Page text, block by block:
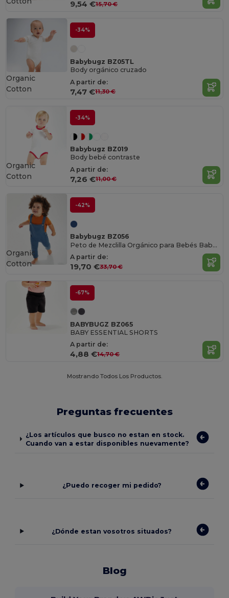
9,54 €15,70 €
-34%
Babybugz BZ05TL
Body orgánico cruzado
A partir de:
7,47 €11,30 €
Organic
Cotton
-34%
Babybugz BZ019
Body bebé contraste
A partir de:
7,26 €11,00 €
Organic
Cotton
-42%
Babybugz BZ056
Peto de Mezclilla Orgánico para Bebés Babybugz
A partir de:
19,70 €33,70 €
Organic
Cotton
-67%
BABYBUGZ BZ065
BABY ESSENTIAL SHORTS
A partir de:
4,88 €14,70 €
Mostrando Todos Los Productos.
Preguntas frecuentes
¿Los artículos que busco no estan en stock.
Cuando van a estar disponibles nuevamente?
¿Puedo recoger mi pedido?
¿Dónde estan vosotros situados?
Blog